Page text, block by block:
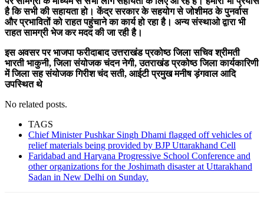
है कि सभी की सहायता हो। केंद्र सरकार के सहयोग से जोशीमठ के पुनर्वास
और प्रभावितों को राहत पहुंचाने का कार्य हो रहा है। अन्य संस्थाओ द्वारा भी
राहत सामग्री भेज कर मदद की जा रही है।
इस अवसर पर भाजपा फरीदाबाद उत्तराखंड प्रकोष्ठ जिला सचिव श्रीमती
भारती भाकुनी, जिला संयोजक चंदन नेगी, उतराखंड प्रकोष्ठ जिला कार्यकारिणी
में जिला सह संयोजक गिरीश चंद सती, आईटी प्रमुख मनीष ड़ंगवाल आदि
उपस्थित थे
No related posts.
TAGS
Chief Minister Pushkar Singh Dhami flagged off vehicles of
relief materials being provided by BJP Uttarakhand Cell
Faridabad and Haryana Progressive School Conference and
other organizations for the Joshimath disaster at Uttarakhand
Sadan in New Delhi on Sunday.